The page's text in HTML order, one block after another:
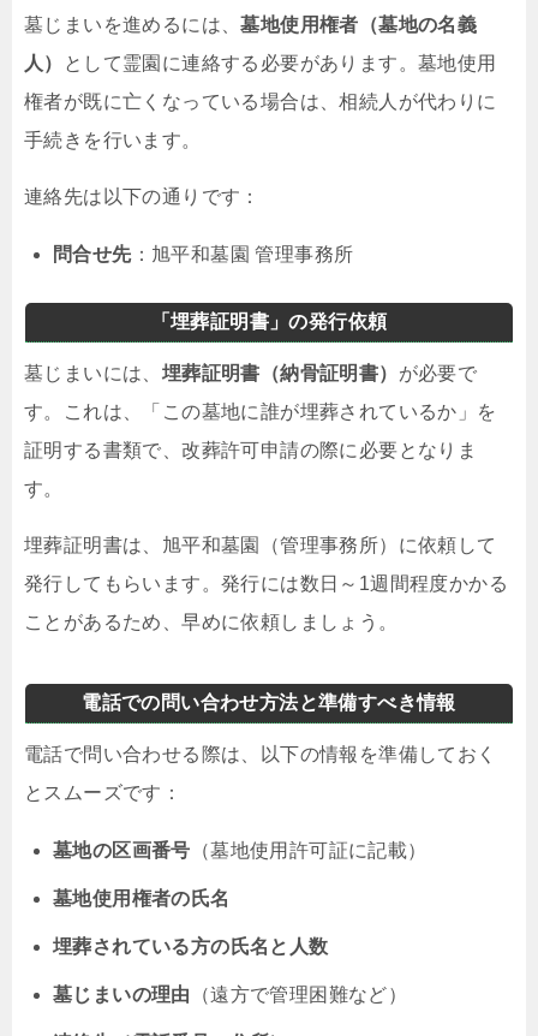
墓じまいを進めるには、墓地使用権者（墓地の名義
人）
として霊園に連絡する必要があります。墓地使用
権者が既に亡くなっている場合は、相続人が代わりに
手続きを行います。
連絡先は以下の通りです：
問合せ先：旭平和墓園 管理事務所
「埋葬証明書」の発行依頼
墓じまいには、 埋葬証明書（納骨証明書） が必要で
す。これは、「この墓地に誰が埋葬されているか」を
証明する書類で、改葬許可申請の際に必要となりま
す。
埋葬証明書は、旭平和墓園（管理事務所）に依頼して
発行してもらいます。発行には数日～1週間程度かかる
ことがあるため、早めに依頼しましょう。
電話での問い合わせ方法と準備すべき情報
電話で問い合わせる際は、以下の情報を準備しておく
とスムーズです：
墓地の区画番号 （墓地使用許可証に記載）
墓地使用権者の氏名
埋葬されている方の氏名と人数
墓じまいの理由 （遠方で管理困難など）